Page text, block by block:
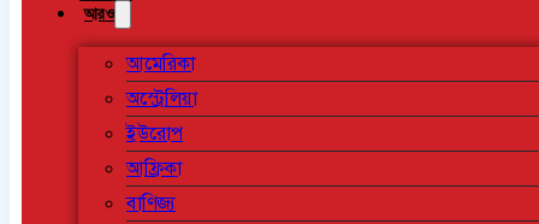
আরও
আমেরিকা
অস্ট্রেলিয়া
ইউরোপ
আফ্রিকা
বাণিজ্য